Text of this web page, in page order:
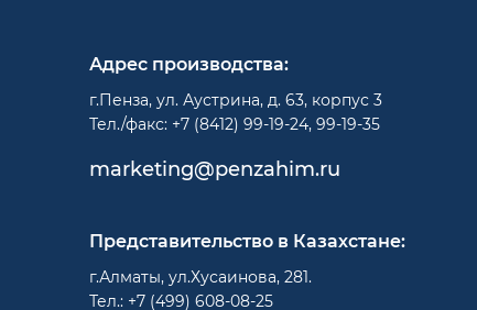
Адрес производства:
г.Пенза, ул. Аустрина, д. 63, корпус 3
Тел./факс: +7 (8412) 99-19-24, 99-19-35
marketing@penzahim.ru
Представительство в Казахстане:
г.Алматы, ул.Хусаинова, 281.
Тел.: +7 (499) 608-08-25